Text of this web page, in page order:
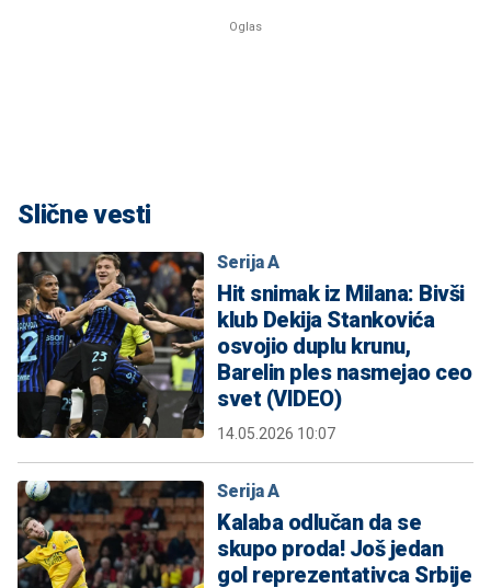
Slične vesti
Serija A
Hit snimak iz Milana: Bivši
klub Dekija Stankovića
osvojio duplu krunu,
Barelin ples nasmejao ceo
svet (VIDEO)
14.05.2026 10:07
Serija A
Kalaba odlučan da se
skupo proda! Još jedan
gol reprezentativca Srbije